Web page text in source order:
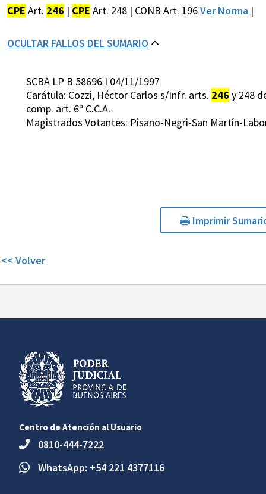
CPE Art. 246 | CPE Art. 248 | CONB Art. 196Ver Norma |
OCULTAR FALLOS DEL SUMARIO
SCBA LP B 58696 I 04/11/1997
Carátula: Cozzi, Héctor Carlos s/Infr. arts. 246 y 248
comp. art. 6º C.C.A.-
Magistrados Votantes: Pisano-Negri-San Martín-
Imprimir
<< Volver
Centro de Atención al Usuario
0810-444-7222
WhatsApp: +54 221 4377116